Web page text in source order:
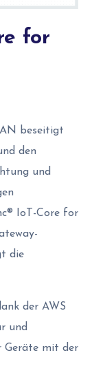
for
beseitigt
den
und
IoT-Core for
die
der AWS
und
Geräte mit der